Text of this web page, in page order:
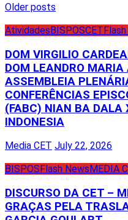
Posts
navigation
Older posts
AtividadesBISPOSCET
DOM VIRGILIO
DOM LEANDRO
ASSEMBLEIA
CONFERÊNCIAS
(FABC) NIAN BA
INDONESIA
Media CET July 22, 2026
BISPOS Flash News MEDIA
DISCURSO DA CET –
GRAÇAS PELA